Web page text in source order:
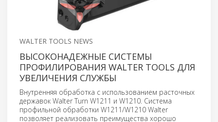
WALTER TOOLS NEWS
ВЫСОКОНАДЕЖНЫЕ СИСТЕМЫ
ПРОФИЛИРОВАНИЯ WALTER TOOLS ДЛЯ
УВЕЛИЧЕНИЯ СЛУЖБЫ
Внутренняя обработка с использованием расточных
державок Walter Turn W1211 и W1210. Система
профильной обработки W1211/W1210 Walter
позволяет реализовать преимущества хорошо